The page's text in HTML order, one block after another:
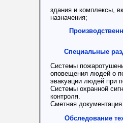
здания и комплексы,
назначения;
Специальные
Системы
оповещения людей о
эвакуации людей при
Системы охранной
контроля.
Сметная
Обследование